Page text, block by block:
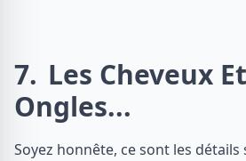
7 Les Cheveux
Ongles...
Soyez honnête, ce sont les